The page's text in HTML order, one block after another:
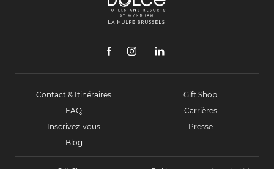
Contact & Itinéraires
FAQ
Inscrivez-vous
Blog
Gift Shop
Carrières
Presse